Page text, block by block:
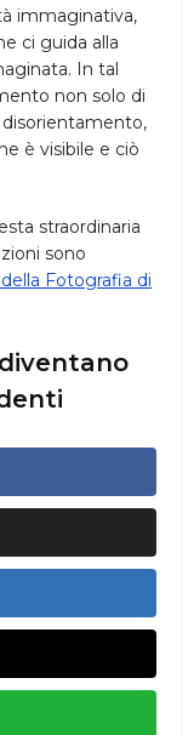
immaginativa,
ci guida alla
In tal
non solo di
è visibile e ciò
straordinaria
sono
Fotografia di